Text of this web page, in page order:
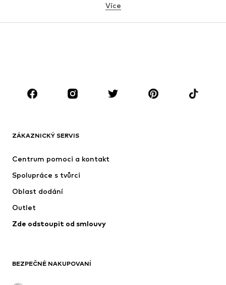
ZNAČKY
ADIDAS ORIGINALS
NIKE
Více
ZÁKAZNICKÝ SERVIS
Centrum pomoci a kontakt
Spolupráce s tvůrci
Oblast dodání
Outlet
Zde odstoupit od smlouvy
BEZPEČNÉ NAKUPOVANÍ